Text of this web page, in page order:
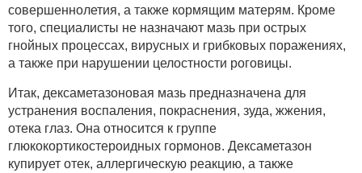
совершеннолетия, а также кормящим матерям. Кроме
того, специалисты не назначают мазь при острых
гнойных процессах, вирусных и грибковых поражениях,
а также при нарушении целостности роговицы.
Итак, дексаметазоновая мазь предназначена для
устранения воспаления, покраснения, зуда, жжения,
отека глаз. Она относится к группе
глюкокортикостероидных гормонов. Дексаметазон
купирует отек, аллергическую реакцию, а также